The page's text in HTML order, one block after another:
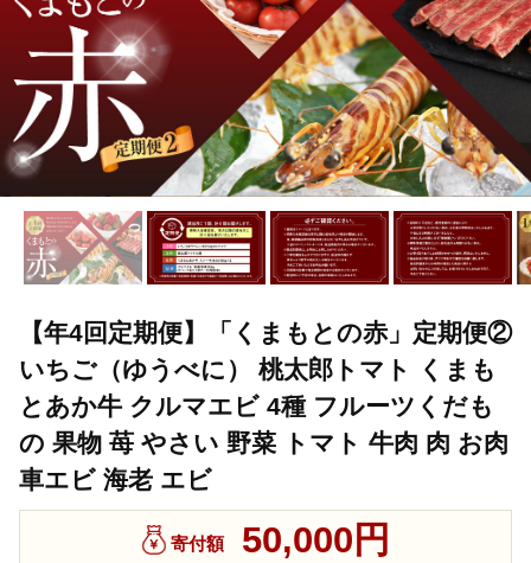
TOP 野菜 【年4回定期便】「くまもとの赤」定期便② いちご（
【年4回定期便】「くまもとの赤」定期便②
いちご（ゆうべに） 桃太郎トマト くまも
とあか牛 クルマエビ 4種 フルーツくだも
の 果物 苺 やさい 野菜 トマト 牛肉 肉 お肉
車エビ 海老 エビ
寄付額 50,000円